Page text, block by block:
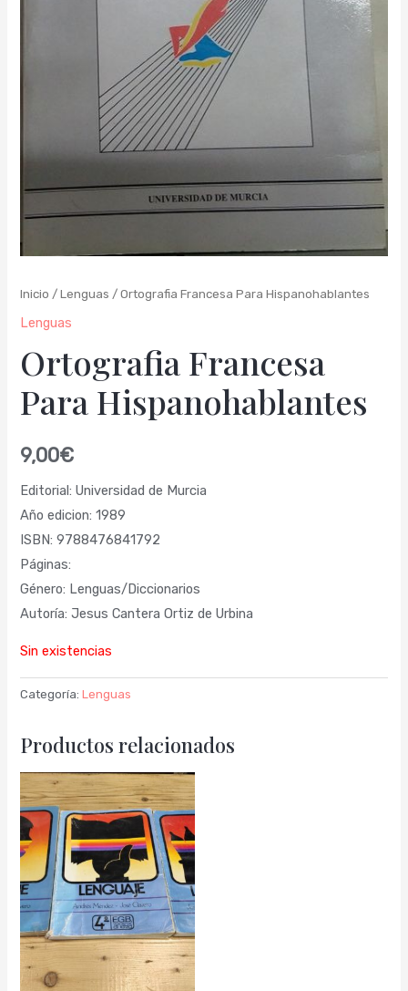
Inicio /Lenguas / Ortografia Francesa Para Hispanohablantes
Lenguas
Ortografia Francesa
Para Hispanohablantes
9,00€
Editorial: Universidad de Murcia
Año edicion: 1989
ISBN: 9788476841792
Páginas:
Género: Lenguas/Diccionarios
Autoría: Jesus Cantera Ortiz de Urbina
Sin existencias
Categoría:Lenguas
Productos relacionados